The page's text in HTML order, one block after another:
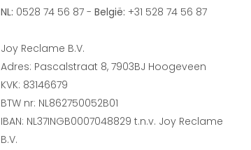
NL: 0528 74 56 87 - België: +31 528 74 56 87
Joy Reclame B.V.
Adres: Pascalstraat 8, 7903BJ Hoogeveen
KVK: 83146679
BTW nr: NL862750052B01
IBAN: NL37INGB0007048829 t.n.v. Joy Reclame
B.V.